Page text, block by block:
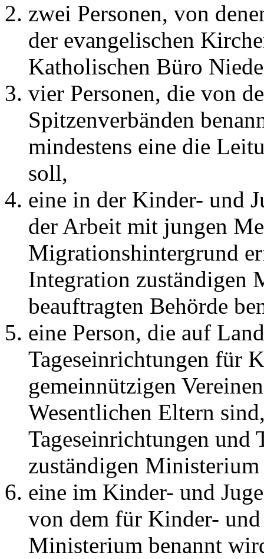
zwei Personen, von
der evangelischen
Katholischen Büro
vier Personen, die von
Spitzenverbänden
mindestens eine die
soll,
eine in der Kinder- und
der Arbeit mit jungen
Migrationshintergrund
Integration zuständigen
beauftragten Behörde
eine Person, die auf
Tageseinrichtungen für
gemeinnützigen
Wesentlichen Eltern
Tageseinrichtungen und
zuständigen
eine im Kinder- und
von dem für Kinder- und
Ministerium benannt